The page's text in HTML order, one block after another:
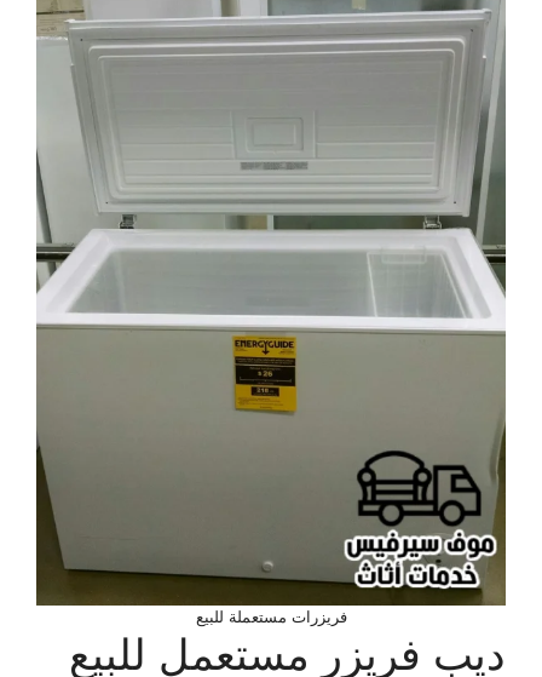
فريزرات مستعملة للبيع
ديب فريزر مستعمل للبيع